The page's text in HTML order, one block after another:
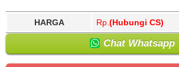
HARGA Rp. (Hubungi CS)
Chat Whatsapp